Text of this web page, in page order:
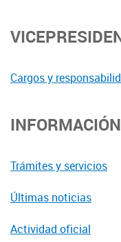
Cargos y
INFORMACIÓN
Trámites y servicios
Últimas noticias
Actividad oficial